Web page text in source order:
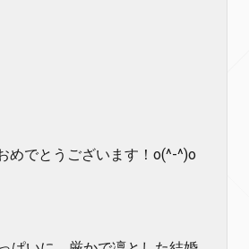
めでとうございます！o(^-^)o